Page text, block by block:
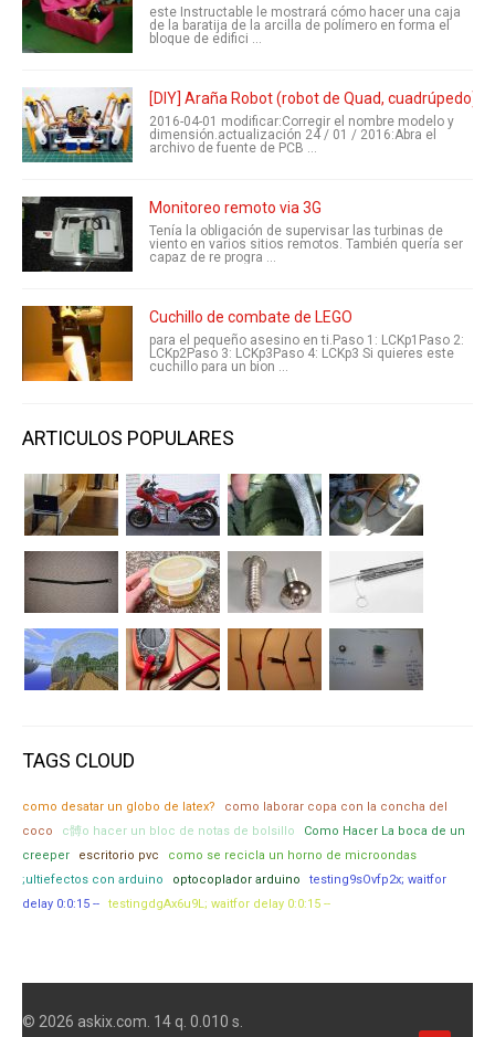
este Instructable le mostrará cómo hacer una caja
de la baratija de la arcilla de polímero en forma el
bloque de edifici ...
[DIY] Araña Robot (robot de Quad, cuadrúpedo)
2016-04-01 modificar:Corregir el nombre modelo y
dimensión.actualización 24 / 01 / 2016:Abra el
archivo de fuente de PCB ...
Monitoreo remoto via 3G
Tenía la obligación de supervisar las turbinas de
viento en varios sitios remotos. También quería ser
capaz de re progra ...
Cuchillo de combate de LEGO
para el pequeño asesino en ti.Paso 1: LCKp1Paso 2:
LCKp2Paso 3: LCKp3Paso 4: LCKp3 Si quieres este
cuchillo para un bion ...
ARTICULOS POPULARES
TAGS CLOUD
como desatar un globo de latex?
como laborar copa con la concha del
coco
c髆o hacer un bloc de notas de bolsillo
Como Hacer La boca de un
creeper
escritorio pvc
como se recicla un horno de microondas
;ultiefectos con arduino
optocoplador arduino
testing9sOvfp2x; waitfor
delay 0:0:15 --
testingdgAx6u9L; waitfor delay 0:0:15 --
© 2026 askix.com. 14 q. 0.010 s.